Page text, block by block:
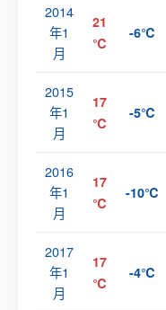
2014
年1
月
21
℃
-6℃
2015
年1
月
17
℃
-5℃
2016
年1
月
17
℃
-10℃
2017
年1
月
17
℃
-4℃